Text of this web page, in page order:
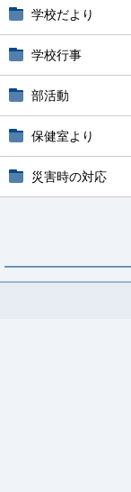
学校だより
学校行事
部活動
保健室より
災害時の対応